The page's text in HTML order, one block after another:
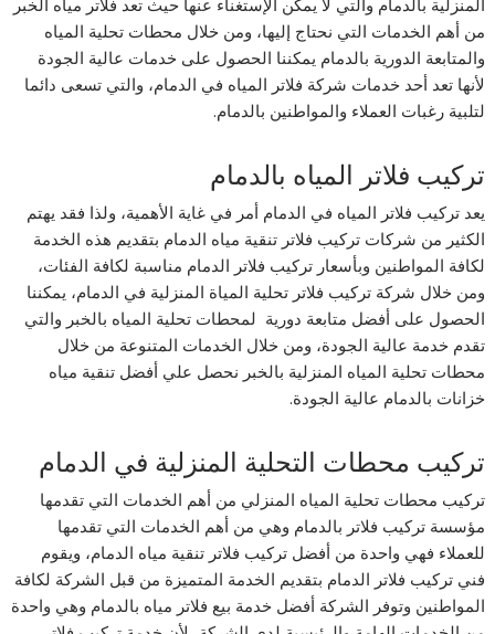
من أهم الخدمات التي نحتاج إليها، ومن خلال محطات تحلية المياه
والمتابعة الدورية بالدمام يمكننا الحصول على خدمات عالية الجودة
لأنها تعد أحد خدمات شركة فلاتر المياه في الدمام، والتي تسعى دائما
لتلبية رغبات العملاء والمواطنين بالدمام.
تركيب فلاتر المياه بالدمام
يعد تركيب فلاتر المياه في الدمام أمر في غاية الأهمية، ولذا فقد يهتم
الكثير من شركات تركيب فلاتر تنقية مياه الدمام بتقديم هذه الخدمة
لكافة المواطنين وبأسعار تركيب فلاتر الدمام مناسبة لكافة الفئات،
ومن خلال شركة تركيب فلاتر تحلية المياة المنزلية في الدمام، يمكننا
الحصول على أفضل متابعة دورية لمحطات تحلية المياه بالخبر والتي
تقدم خدمة عالية الجودة، ومن خلال الخدمات المتنوعة من خلال
محطات تحلية المياه المنزلية بالخبر نحصل علي أفضل تنقية مياه
خزانات بالدمام عالية الجودة.
تركيب محطات التحلية المنزلية في الدمام
تركيب محطات تحلية المياه المنزلي من أهم الخدمات التي تقدمها
مؤسسة تركيب فلاتر بالدمام وهي من أهم الخدمات التي تقدمها
للعملاء فهي واحدة من أفضل تركيب فلاتر تنقية مياه الدمام، ويقوم
فني تركيب فلاتر الدمام بتقديم الخدمة المتميزة من قبل الشركة لكافة
المواطنين وتوفر الشركة أفضل خدمة بيع فلاتر مياه بالدمام وهي واحدة